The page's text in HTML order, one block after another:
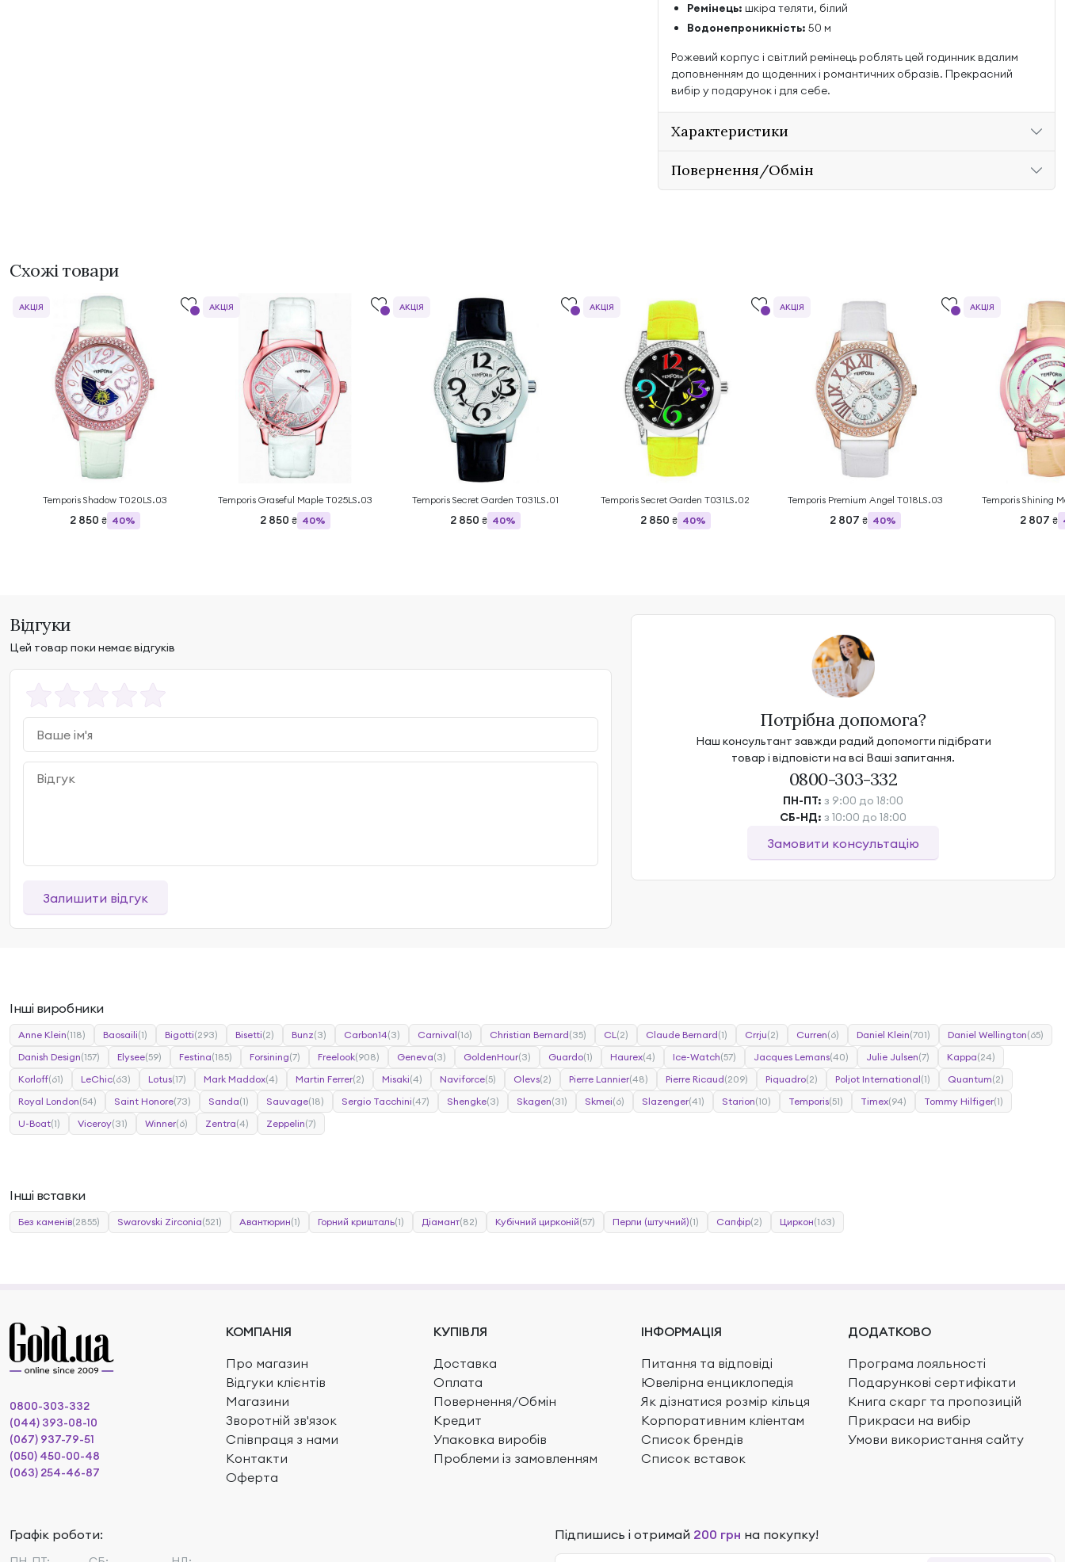
Ремінець: шкіра теляти, білий
Водонепроникність: 50 м
Рожевий корпус і світлий ремінець роблять цей годинник вдалим
доповненням до щоденних і романтичних образів. Прекрасний
вибір у подарунок і для себе.
Характеристики
Повернення/Обмін
Схожі товари
Temporis Shadow T020LS.03
2 850 ₴ 40%
АКЦІЯ
Temporis Graseful Maple T025LS.03
2 850 ₴ 40%
АКЦІЯ
Temporis Secret Garden T031LS.01
2 850 ₴ 40%
АКЦІЯ
Temporis Secret Garden T031LS.02
2 850 ₴ 40%
АКЦІЯ
Temporis Premium Angel T018LS.03
2 807 ₴ 40%
АКЦІЯ
Temporis Shining
2 807 ₴
АКЦІЯ
Відгуки
Цей товар поки немає відгуків
Залишити відгук
Потрібна допомога?
Наш консультант завжди радий допомогти підібрати
товар і відповісти на всі Ваші запитання.
0800-303-332
ПН-ПТ: з 9:00 до 18:00
СБ-НД: з 10:00 до 18:00
Замовити консультацію
Інші виробники
Anne Klein(118) Baosaili(1) Bigotti(293) Bisetti(2) Bunz(3) Carbon14(3) Carnival(16) Christian Bernard(35) CL(2) Claude Bernard(1) Crrju(2) Curren(6) Daniel Klein(701) Daniel Wellington(65)
Danish Design(157) Elysee(59) Festina(185) Forsining(7) Freelook(908) Geneva(3) GoldenHour(3) Guardo(1) Haurex(4) Ice-Watch(57) Jacques Lemans(40) Julie Julsen(7) Kappa(24)
Korloff(61) LeChic(63) Lotus(17) Mark Maddox(4) Martin Ferrer(2) Misaki(4) Naviforce(5) Olevs(2) Pierre Lannier(48) Pierre Ricaud(209) Piquadro(2) Poljot International(1) Quantum(2)
Royal London(54) Saint Honore(73) Sanda(1) Sauvage(18) Sergio Tacchini(47) Shengke(3) Skagen(31) Skmei(6) Slazenger(41) Starion(10) Temporis(51) Timex(94) Tommy Hilfiger(1)
U-Boat(1) Viceroy(31) Winner(6) Zentra(4) Zeppelin(7)
Інші вставки
Без каменів(2855) Swarovski Zirconia(521) Авантюрин(1) Горний кришталь(1) Діамант(82) Кубічний цирконій(57) Перли (штучний)(1) Сапфір(2) Циркон(163)
КОМПАНІЯ
Про магазин
Відгуки клієнтів
Магазини
Зворотній зв'язок
Співпраця з нами
Контакти
Оферта
КУПІВЛЯ
Доставка
Оплата
Повернення/Обмін
Кредит
Упаковка виробів
Проблеми із замовленням
ІНФОРМАЦІЯ
Питання та відповіді
Ювелірна енциклопедія
Як дізнатися розмір кільця
Корпоративним кліентам
Список брендів
Список вставок
ДОДАТКОВО
Програма лояльності
Подарункові сертифікати
Книга скарг та пропозицій
Прикраси на вибір
Умови використання сайту
0800-303-332
(044) 393-08-10
(067) 937-79-51
(050) 450-00-48
(063) 254-46-87
Графік роботи: Підпишись і отримай 200 грн на покупку!